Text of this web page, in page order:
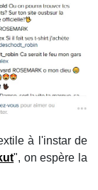
à l'instar de
", on espère la